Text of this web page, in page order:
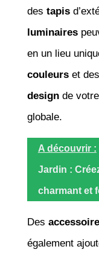
des tapis
luminaires
en un lieu
couleurset des
designde votre
globale.
A découvrir :
Jardin :
charmant et
Des
également